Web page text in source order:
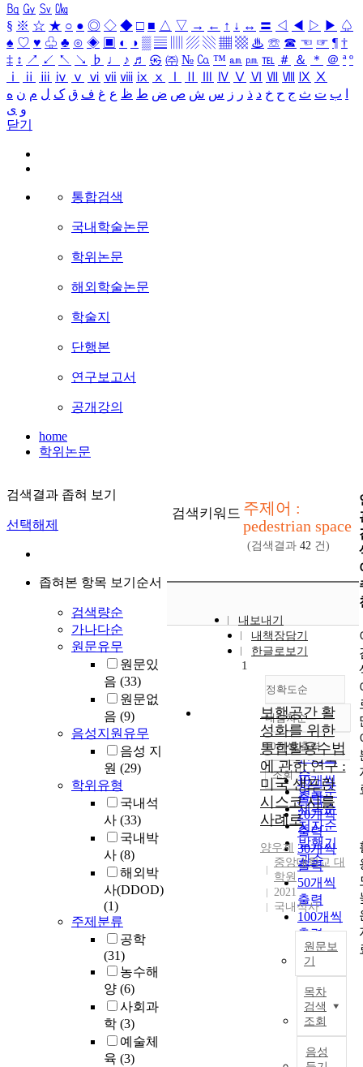
㏃ ㏉ ㏜ ㏆
§ ※ ☆ ★ ○ ● ◎ ◇ ◆ □ ■ △ ▽ → ← ↑ ↓ ↔ 〓 ◁ ◀ ▷ ▶ ♤
♠ ♡ ♥ ♧ ♣ ⊙ ◈ ▣ ◐ ◑ ▒ ▤ ▨ ▧ ▦ ▩ ♨ ☏ ☎ ☜ ☞ ¶ †
‡ ↕ ↗ ↙ ↖ ↘ ♭ ♩ ♪ ♬ ㉿ ㈜ № ㏇ ™ ㏂ ㏘ ℡ ＃ ＆ ＊ ＠ ª º
ⅰ
ⅱ ⅲ ⅳ ⅴ ⅵ ⅶ ⅷ ⅸ ⅹ Ⅳ Ⅴ Ⅵ Ⅶ Ⅷ Ⅸ Ⅹ
ب ت ث ج ح خ د ذ ر ز س ش ص ض ط ظ ع غ ف ق ک ل م ن ه
و ی
닫기
통합검색
국내학술논문
학위논문
해외학술논문
학술지
단행본
연구보고서
공개강의
home
학위논문
검색결과 좁혀 보기
선택해제
좁혀본 항목 보기순서
검색량순
가나다순
원문유무
원문있
음 (33)
원문없
음 (9)
음성지원유무
음성 지
원 (29)
학위유형
국내석
사 (33)
국내박
사 (8)
해외박
사(DDOD)
(1)
주제분류
공학
(31)
농수해
양 (6)
사회과
학 (3)
예술체
육 (3)
검색키워드 주제어 :
pedestrian space
(검색결과 42 건)
내보내기
내책장담기
한글로보기
정확도순
정확도
순
인기도
순
연도순
제목순
저자순
발행기
관순
내림차순
내림차순
10개씩 출력
10개씩
출력
20개씩
출력
30개씩
출력
50개씩
출력
100개씩
출력
조회
1
보행공간 활
성화를 위한
통합활용수법
에 관한 연구 :
미국 샌프란
시스코 시를
사례로
양우제
중앙대학교 대
학원
2021
국내석사
원문보
기
목차
검색
조회
음성